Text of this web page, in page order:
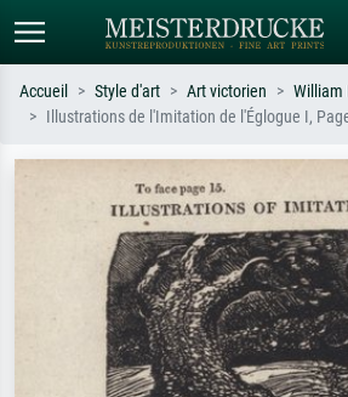
Recherchez par artiste, titre ou style –
ex. Monet, Nuit étoilée,
impressionnisme, vague de Hokusai,
nu.
abstrait
tableau
Accueil Style d'art Art victorien
William
Illustrations de l'Imitation de l'Églogue I,